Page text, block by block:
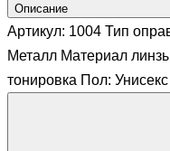
Описание
Артикул: 1004 Тип
Металл Материал
тонировка Пол: